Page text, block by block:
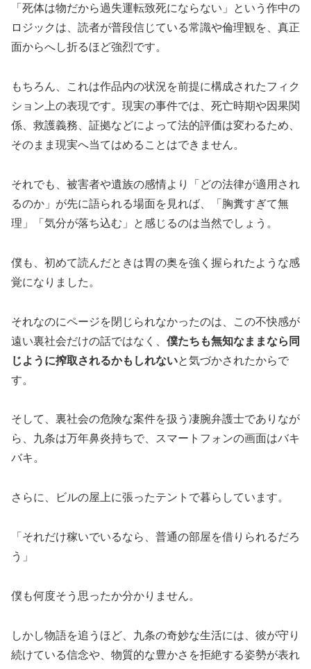
「死体は物だから過失運転致死にならない」という作中の
ロジックは、読者が普段信じている常識や倫理観を、真正
面からへし折るほど強烈です。
もちろん、これは作品内の状況を前提に構成されたフィク
ション上の表現です。現実の事件では、死亡時期や因果関
係、救護義務、証拠などによって法的評価は変わるため、
そのまま現実へ当てはめることはできません。
それでも、被害者や遺族の感情より「どの法律が適用され
るのか」が先に語られる場面を見れば、「胸糞すぎて無
理」「気分が落ち込む」と感じるのは当然でしょう。
僕も、初めて読んだときは胃の奥を強く握られたような感
覚になりました。
それなのにページを閉じられなかったのは、この不快感が
遠い裏社会だけの話ではなく、 僕たちも無知なままなら同
じように搾取されるかもしれないと気づかされたからで
す。
そして、裏社会の危険な案件を扱う凄腕弁護士でありなが
ら、九条は万年鼻炎持ちで、スマートフォンの画面はバキ
バキ。
さらに、ビルの屋上に張ったテントで暮らしています。
「それだけ稼いでいるなら、普通の部屋を借りられるだろ
う」
僕も何度そう思ったか分かりません。
しかし物語を追うほど、九条の奇妙な生活には、彼が守り
続けている信念や、物質的な豊かさを拒絶する姿勢が表れ